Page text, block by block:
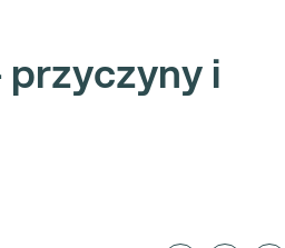
przyczyny i